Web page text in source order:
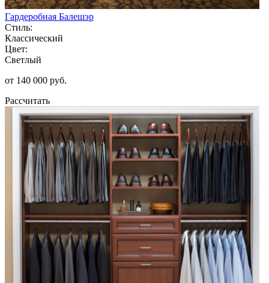
Гардеробная Балешэр
Стиль:
Классический
Цвет:
Светлый
от 140 000 руб.
Рассчитать